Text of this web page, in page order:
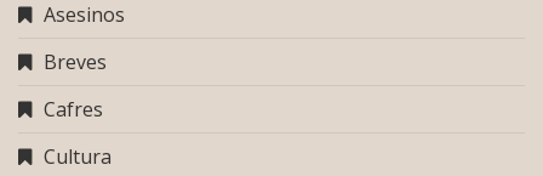
Asesinos
Breves
Cafres
Cultura